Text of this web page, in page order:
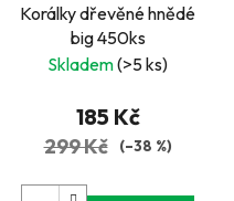
Korálky dřevěné hnědé
big 450ks
Skladem(>5 ks)
185 Kč
299 Kč (–38 %)